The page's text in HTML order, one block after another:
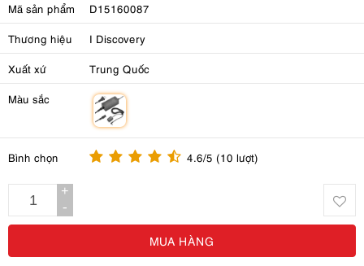
Mã sản phẩm D15160087
Thương hiệu I Discovery
Xuất xứ Trung Quốc
Màu sắc
Bình chọn 4.6/5 (10 lượt)
+
-
MUA HÀNG